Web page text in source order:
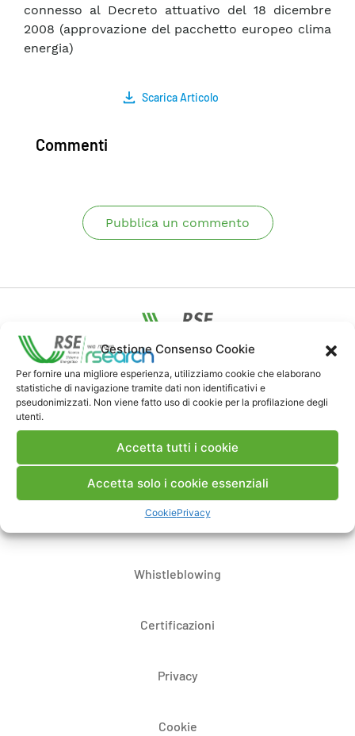
Gestione Consenso Cookie
Per fornire una migliore esperienza, utilizziamo cookie che elaborano
statistiche di navigazione tramite dati non identificativi e
pseudonimizzati. Non viene fatto uso di cookie per la profilazione degli
utenti.
Accetta tutti i cookie
Accetta solo i cookie essenziali
CookiePrivacy
connesso al Decreto attuativo del 18 dicembre
2008 (approvazione del pacchetto europeo clima
energia)
Scarica Articolo
Commenti
Pubblica un commento
Contatti
Bandi di gara e contratti
Whistleblowing
Certificazioni
Privacy
Cookie